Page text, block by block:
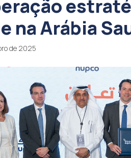
na Arábia
de 2025